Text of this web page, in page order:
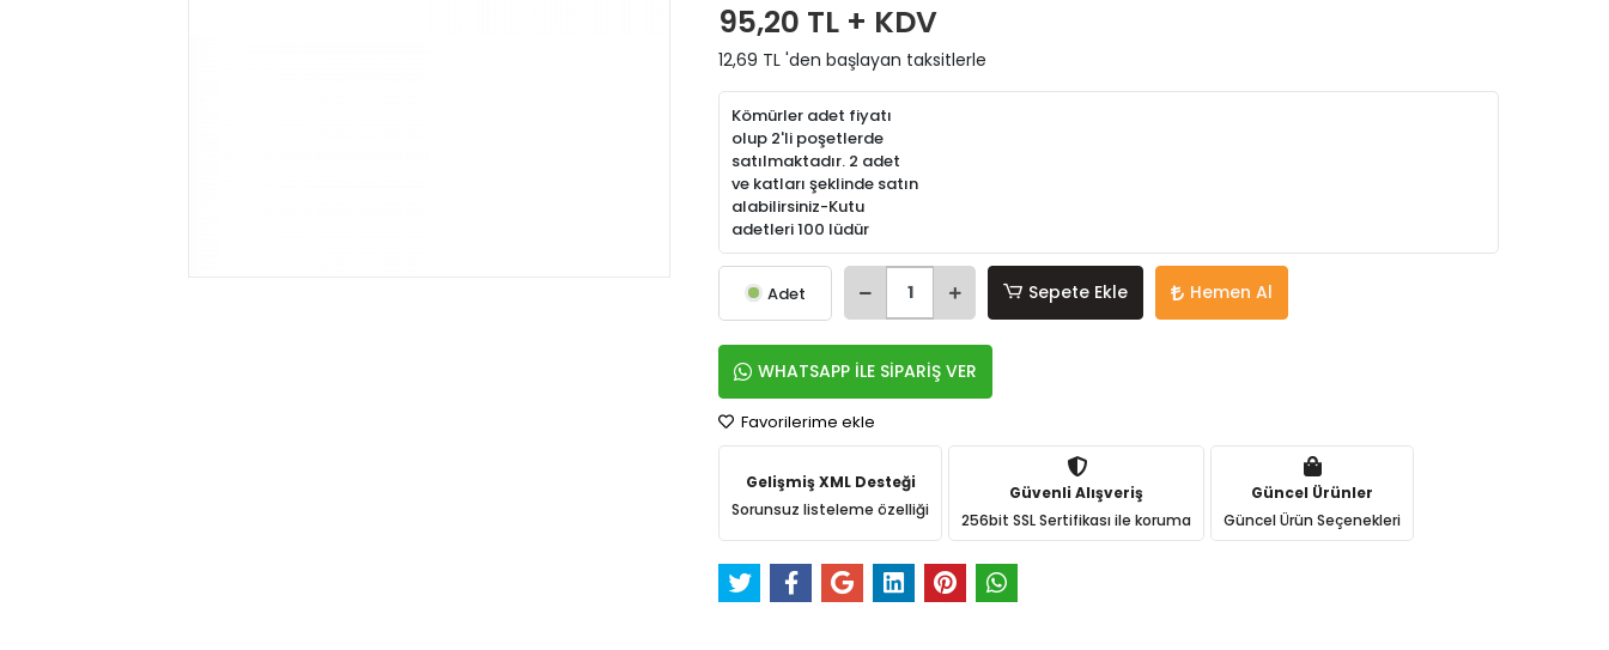
95,20 TL + KDV
12,69 TL 'den başlayan taksitlerle
Kömürler adet fiyatı
olup 2'li poşetlerde
satılmaktadır. 2 adet
ve katları şeklinde satın
alabilirsiniz-Kutu
adetleri 100 lüdür
Adet Sepete Ekle Hemen Al
WHATSAPP İLE SİPARİŞ VER
Favorilerime ekle
Gelişmiş XML Desteği
Sorunsuz listeleme özelliği
Güvenli Alışveriş
256bit SSL Sertifikası ile koruma
Güncel Ürünler
Güncel Ürün Seçenekleri